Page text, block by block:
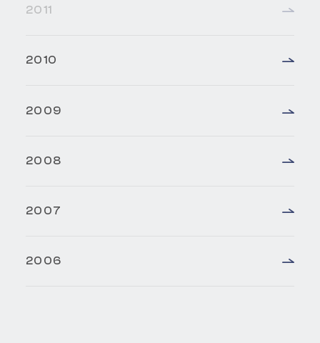
2011
2010
2009
2008
2007
2006